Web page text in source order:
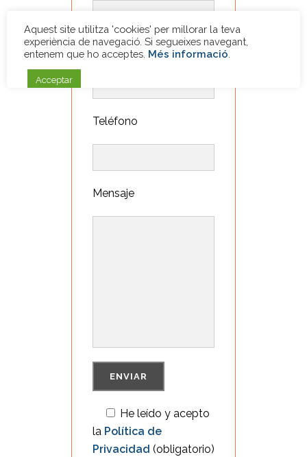
Email
Teléfono
Mensaje
He leído y acepto
la Política de
Privacidad (obligatorio)